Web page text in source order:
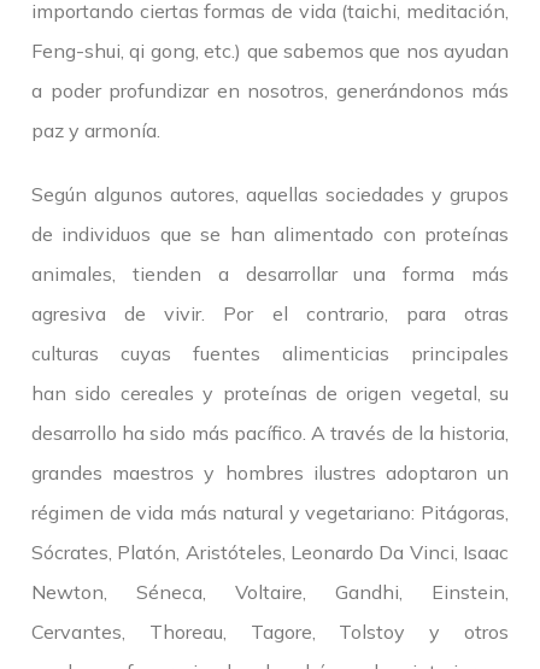
importando ciertas formas de vida (taichi, meditación,
Feng-shui, qi gong, etc.) que sabemos que nos ayudan
a poder profundizar en nosotros, generándonos más
paz y armonía.
Según algunos autores, aquellas sociedades y grupos
de individuos que se han alimentado con proteínas
animales, tienden a desarrollar una forma más
agresiva de vivir. Por el contrario, para otras
culturas cuyas fuentes alimenticias principales
han sido cereales y proteínas de origen vegetal, su
desarrollo ha sido más pacífico. A través de la historia,
grandes maestros y hombres ilustres adoptaron un
régimen de vida más natural y vegetariano: Pitágoras,
Sócrates, Platón, Aristóteles, Leonardo Da Vinci, Isaac
Newton, Séneca, Voltaire, Gandhi, Einstein,
Cervantes, Thoreau, Tagore, Tolstoy y otros